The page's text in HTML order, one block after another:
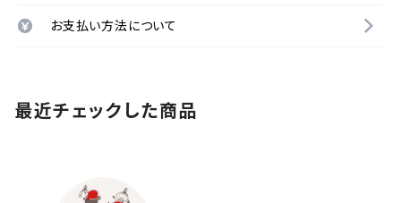
お支払い方法について
最近チェックした商品